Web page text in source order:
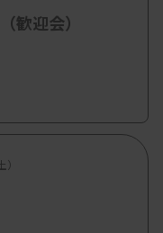
救命救急セン
ォール対応～
属病院 臨床検
歓迎会）
）